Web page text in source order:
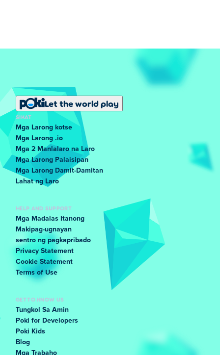
Let the world play
SIKAT
Mga Larong kotse
Mga Larong .io
Mga 2 Manlalaro na Laro
Mga Larong Palaisipan
Mga Larong Damit-Damitan
Lahat ng Laro
HELP AND SUPPORT
Mga Madalas Itanong
Makipag-ugnayan
sentro ng pagkapribado
Privacy Statement
Cookie Statement
Terms of Use
GET TO KNOW US
Tungkol Sa Amin
Poki for Developers
Poki Kids
Blog
Mga Trabaho